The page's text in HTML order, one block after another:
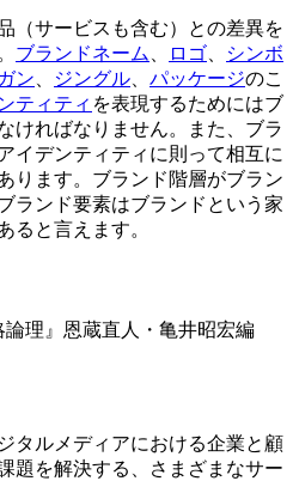
（サービスも含む）との差異を
ブランドネーム ロゴ
シンボ
ン ジングル パッケージのこ
ティティ を表現するためにはブ
ければなりません。また、ブラ
イデンティティに則って相互に
ります。ブランド階層がブラン
ランド要素はブランドという家
ると言えます。
論理』恩蔵直人・亀井昭宏編
タルメディアにおける企業と顧
題を解決する、さまざまなサー